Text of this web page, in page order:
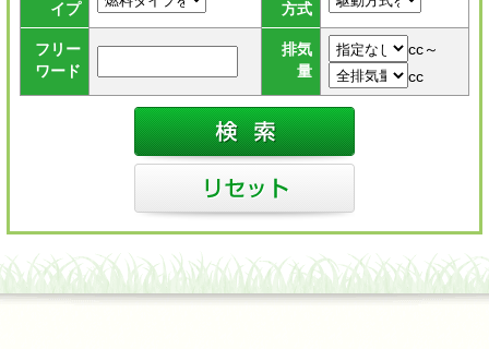
イプ
方式
フリー
ワード
排気
量
cc～
cc